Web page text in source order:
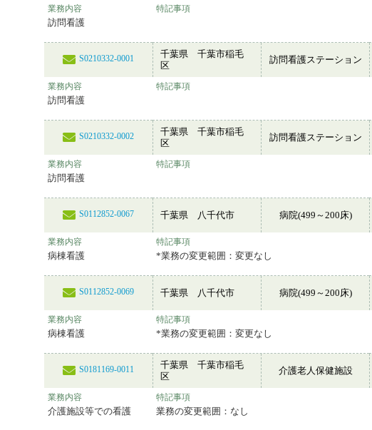
業務内容
訪問看護
特記事項
S0210332-0001
千葉県 千葉市稲毛
区
訪問看護ステーション
業務内容
訪問看護
特記事項
S0210332-0002
千葉県 千葉市稲毛
区
訪問看護ステーション
業務内容
訪問看護
特記事項
S0112852-0067 千葉県 八千代市 病院(499～200床)
業務内容
病棟看護
特記事項
*業務の変更範囲：変更なし
S0112852-0069 千葉県 八千代市 病院(499～200床)
業務内容
病棟看護
特記事項
*業務の変更範囲：変更なし
S0181169-0011
千葉県 千葉市稲毛
区
介護老人保健施設
業務内容
介護施設等での看護
特記事項
業務の変更範囲：なし